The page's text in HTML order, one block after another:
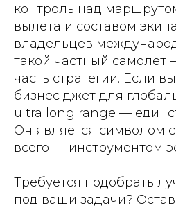
контроль над
вылета и составом
владельцев
такой частный самолет
часть стратегии. Если
бизнес джет для
ultra long range —
Он является символом
всего — инструментом
Требуется подобрать
под ваши задачи?